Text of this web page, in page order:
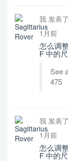
我 发表
1月前
怎么调
F 中的
See
475
我 发表
1月前
怎么调
F 中的